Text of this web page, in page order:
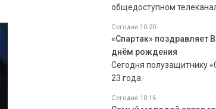
общедоступном
Сегодня 10:20
«Спартак» поздравляет
днём рождения
Сегодня полузащитнику
23 года.
Сегодня 10:16